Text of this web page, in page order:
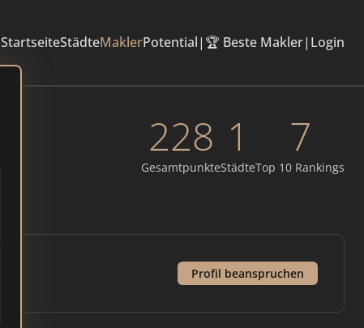
StartseiteStädteMaklerPotential| 🏆 Beste Makler| Login
228
Gesamtpunkte
1
Städte
7
Top 10 Rankings
Profil beanspruchen